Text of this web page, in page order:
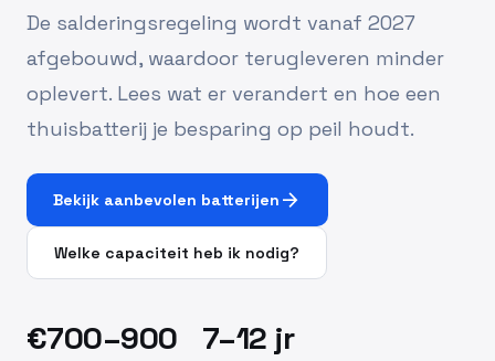
De salderingsregeling wordt vanaf 2027
afgebouwd, waardoor terugleveren minder
oplevert. Lees wat er verandert en hoe een
thuisbatterij je besparing op peil houdt.
Bekijk aanbevolen batterijen arrow_forward
Welke capaciteit heb ik nodig?
€700–900 7–12 jr